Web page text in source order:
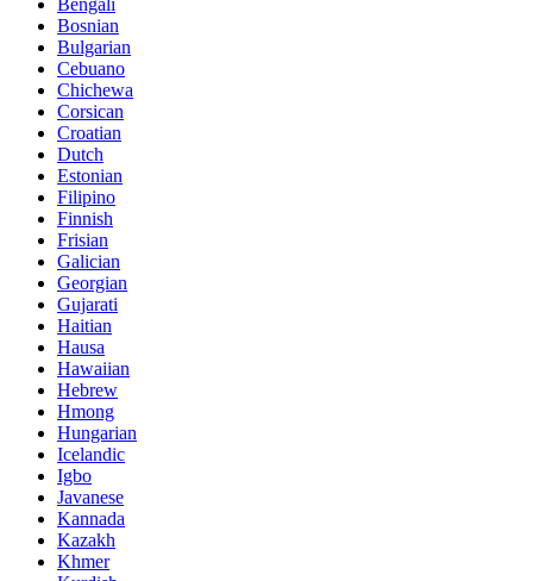
Bengali
Bosnian
Bulgarian
Cebuano
Chichewa
Corsican
Croatian
Dutch
Estonian
Filipino
Finnish
Frisian
Galician
Georgian
Gujarati
Haitian
Hausa
Hawaiian
Hebrew
Hmong
Hungarian
Icelandic
Igbo
Javanese
Kannada
Kazakh
Khmer